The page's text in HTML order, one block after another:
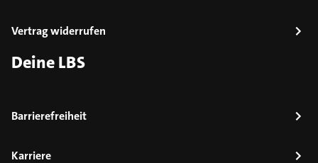
Vertrag widerrufen
Deine LBS
Barrierefreiheit
Karriere